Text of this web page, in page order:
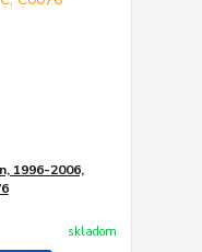
1996-2006,
skladom